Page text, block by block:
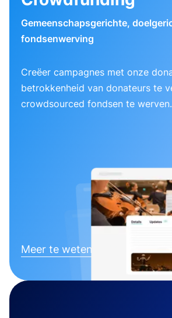
Gemeenschapsgerichte,
fondsenwerving
Creëer campagnes met onze
betrokkenheid van donateurs te
crowdsourced fondsen te werven.
Meer te weten komen